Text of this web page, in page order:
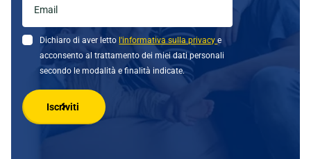
Dichiaro di aver letto l'informativa sulla privacye
acconsento al trattamento dei miei dati personali
secondo le modalità e finalità indicate.
Iscriviti